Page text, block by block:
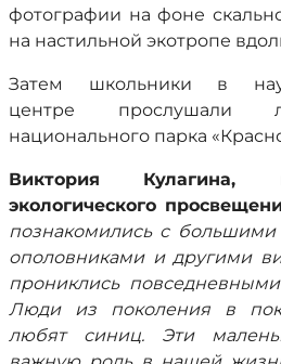
фотографии на фоне
на настильной экотропе
Затем школьники в
центре прослушали
национального парка
Виктория Кулагина,
экологического
познакомились с большими
ополовниками и другими
прониклись
Люди из поколения в
любят синиц. Эти